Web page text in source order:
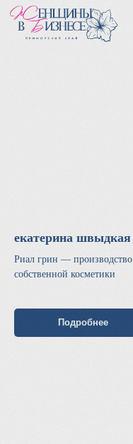
екатерина швыдкая
Риал грин — производство
собственной косметики
Подробнее